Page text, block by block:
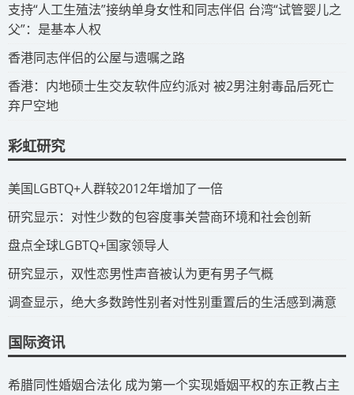
​支持“人工生殖法”接纳单身女性和同志伴侣 台湾“试管婴儿之
父”：是基本人权
​香港同志伴侣的公屋与遗嘱之路
​香港：内地硕士生交友软件应约派对 被2男注射毒品后死亡
弃尸空地
彩虹研究
​美国LGBTQ+人群较2012年增加了一倍
​研究显示：对性少数的包容度事关营商环境和社会创新
​盘点全球LGBTQ+国家领导人
研究显示，双性恋男性声音被认为更有男子气概
调查显示，绝大多数跨性别者对性别重置后的生活感到满意
国际资讯
​希腊同性婚姻合法化 成为第一个实现婚姻平权的东正教占主